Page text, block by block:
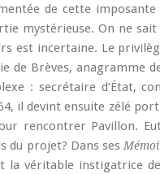
de cette
mystérieuse. On ne sait
est incertaine. Le
de Brèves, anagramme
: secrétaire d’État,
il devint ensuite zélé
rencontrer Pavillon.
du projet? Dans ses
la véritable instigatrice